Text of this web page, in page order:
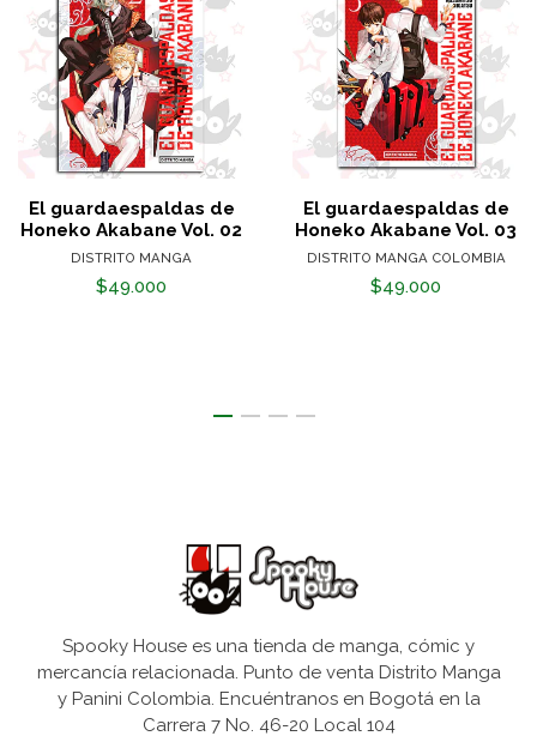
El guardaespaldas de
Honeko Akabane Vol. 02
DISTRITO MANGA
$49.000
El guardaespaldas de
Honeko Akabane Vol. 03
DISTRITO MANGA COLOMBIA
$49.000
Spooky House es una tienda de manga, cómic y
mercancía relacionada. Punto de venta Distrito Manga
y Panini Colombia. Encuéntranos en Bogotá en la
Carrera 7 No. 46-20 Local 104